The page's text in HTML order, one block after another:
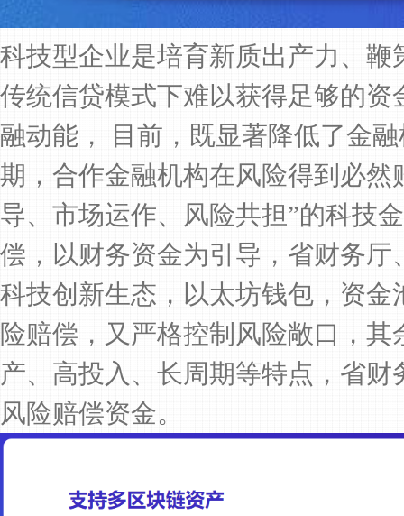
科技型企业是培育新质出产力、
传统信贷模式下难以获得足够的
融动能， 目前，既显著降低了金
期，合作金融机构在风险得到必
导、市场运作、风险共担”的科技
偿，以财务资金为引导，省财务
科技创新生态，以太坊钱包，资
险赔偿，又严格控制风险敞口，
产、高投入、长周期等特点，省
风险赔偿资金。